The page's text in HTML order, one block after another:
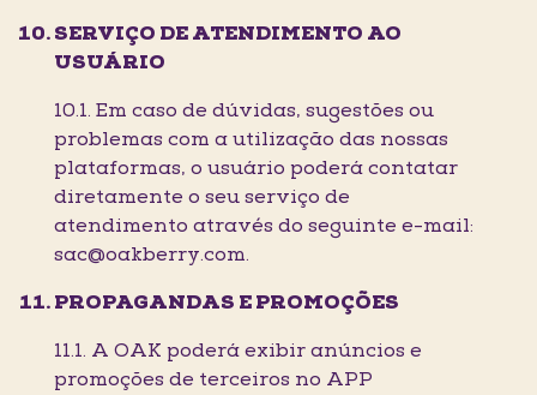
SERVIÇO DE ATENDIMENTO AO
USUÁRIO
10.1. Em caso de dúvidas, sugestões ou
problemas com a utilização das nossas
plataformas, o usuário poderá contatar
diretamente o seu serviço de
atendimento através do seguinte e-mail:
sac@oakberry.com.
PROPAGANDAS E PROMOÇÕES
11.1. A OAK poderá exibir anúncios e
promoções de terceiros no APP